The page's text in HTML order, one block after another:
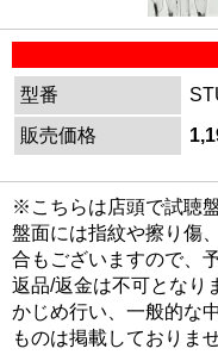
型番
販売価格
※こちらは店頭で試聴
盤面には指紋や擦り傷
合もございますので、
返品/返金は不可となり
かじめ行い、一般的な
ものは掲載しておりま